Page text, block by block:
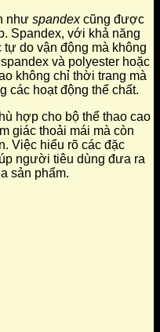
như spandexcũng được
Spandex, với khả năng
do vận động mà không
và polyester hoặc
không chỉ thời trang mà
các hoạt động thể chất.
hợp cho bộ thể thao cao
giác thoải mái mà còn
Việc hiểu rõ các đặc
người tiêu dùng đưa ra
sản phẩm.